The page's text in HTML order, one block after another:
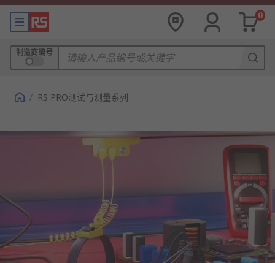
0
制造商编号
/ RS PRO测试与测量系列